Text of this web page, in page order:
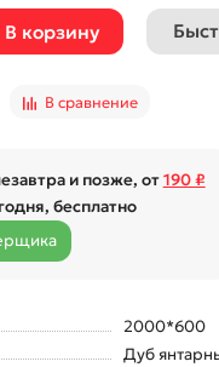
В корзину
В сравнение
и позже, от190 ₽
бесплатно
2000*600
Дуб